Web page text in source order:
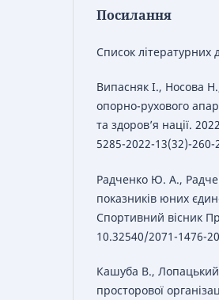
Посилання
Список літературних
Випасняк І., Носова
опорно-рухового
та здоров’я нації.
5285-2022-13(32)-260-
Радченко Ю. А.,
показників юних
Спортивний вісник
10.32540/2071-1476-
Кашуба В., Лопацький
просторової